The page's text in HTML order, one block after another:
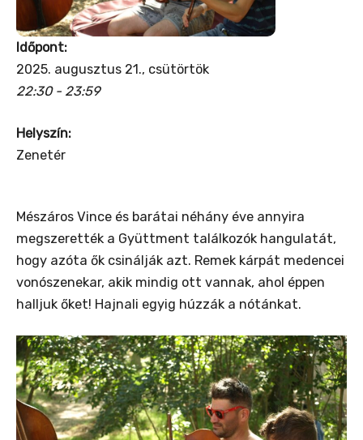
Időpont:
2025. augusztus 21., csütörtök
22:30 - 23:59
Helyszín:
Zenetér
Mészáros Vince és barátai néhány éve annyira
megszerették a Gyüttment találkozók hangulatát,
hogy azóta ők csinálják azt. Remek kárpát medencei
vonószenekar, akik mindig ott vannak, ahol éppen
halljuk őket! Hajnali egyig húzzák a nótánkat.